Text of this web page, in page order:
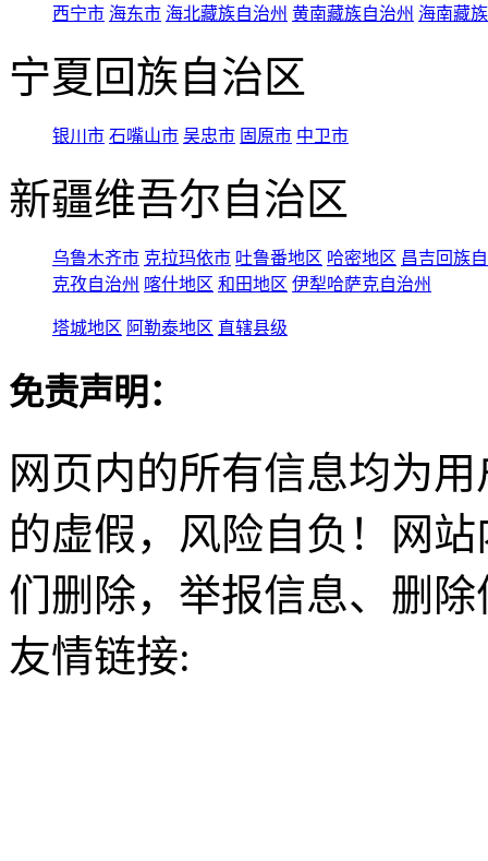
西宁市 海东市 海北藏族自治州 黄南藏族自治州 海南藏
宁夏回族自治区
银川市 石嘴山市 吴忠市 固原市 中卫市
新疆维吾尔自治区
乌鲁木齐市 克拉玛依市 吐鲁番地区 哈密地区 昌吉回族
克孜自治州 喀什地区 和田地区 伊犁哈萨克自治州
塔城地区 阿勒泰地区 直辖县级
免责声明：
网页内的所有信息均为
的虚假，风险自负！网
们删除，举报信息、删
友情链接: